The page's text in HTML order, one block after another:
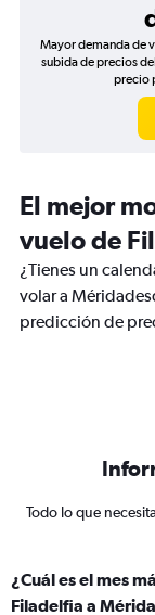
Mayor demanda de
subida de precios
precio
El mejor
vuelo de
¿Tienes un
volar a
predicción de
Todo lo que
¿Cuál es el mes
Filadelfia a